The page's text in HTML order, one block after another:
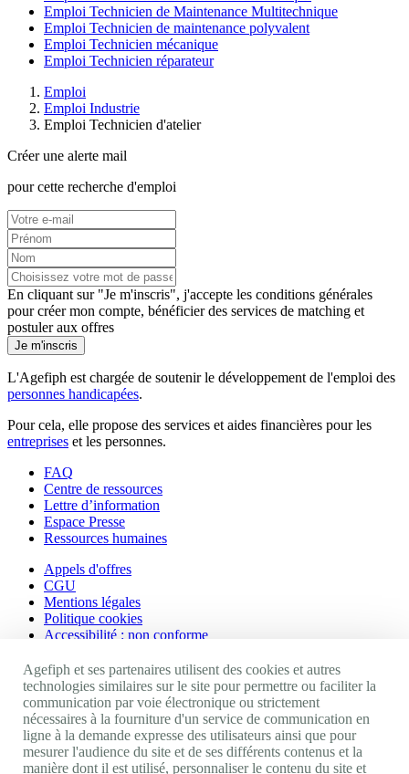
Emploi Technicien de Maintenance Multitechnique
Emploi Technicien de maintenance polyvalent
Emploi Technicien mécanique
Emploi Technicien réparateur
Emploi
Emploi Industrie
Emploi Technicien d'atelier
Créer une alerte mail
pour cette recherche d'emploi
En cliquant sur "Je m'inscris", j'accepte les conditions générales
pour créer mon compte, bénéficier des services de matching et
postuler aux offres
Je m'inscris
L'Agefiph est chargée de soutenir le développement de l'emploi des
personnes handicapées.
Pour cela, elle propose des services et aides financières pour les
entreprises et les personnes.
FAQ
Centre de ressources
Lettre d’information
Espace Presse
Ressources humaines
Appels d'offres
CGU
Mentions légales
Politique cookies
Accessibilité : non conforme
Nos autres sites
Site portail Agefiph
Activateur de progrès
Handinnov
Innovation et recherche
Agefiph et ses partenaires utilisent des cookies et autres
technologies similaires sur le site pour permettre ou faciliter la
communication par voie électronique ou strictement
nécessaires à la fourniture d'un service de communication en
ligne à la demande expresse des utilisateurs ainsi que pour
mesurer l'audience du site et de ses différents contenus et la
manière dont il est utilisé, personnaliser le contenu du site et